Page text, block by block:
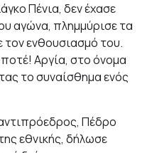
Πένια, δεν έχασε
αγώνα, πλημμύρισε τα
τον ενθουσιασμό του.
Αργία, στο όνομα
το συναίσθημα ενός
Πέδρο
εθνικής, δήλωσε